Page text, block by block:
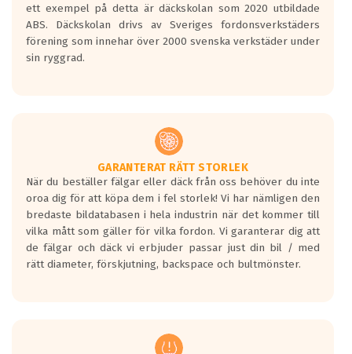
ett exempel på detta är däckskolan som 2020 utbildade
ABS. Däckskolan drivs av Sveriges fordonsverkstäders
förening som innehar över 2000 svenska verkstäder under
sin ryggrad.
GARANTERAT RÄTT STORLEK
När du beställer fälgar eller däck från oss behöver du inte
oroa dig för att köpa dem i fel storlek! Vi har nämligen den
bredaste bildatabasen i hela industrin när det kommer till
vilka mått som gäller för vilka fordon. Vi garanterar dig att
de fälgar och däck vi erbjuder passar just din bil / med
rätt diameter, förskjutning, backspace och bultmönster.